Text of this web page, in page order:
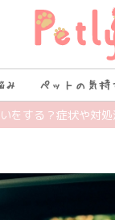
み ペットの気持
をする？症状や対